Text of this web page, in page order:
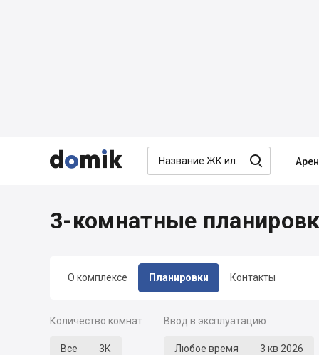


 
О комплексе Планировки Контакты
3-комнатные
Количество комнат
Все 3К
Ввод в эксплуатацию
Любое время 3 кв 2026